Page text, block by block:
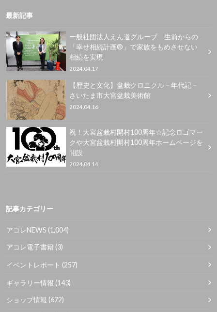
最新記事
一般社団法人えん道グループ 生前からの
「幸せ相続計画®」で家族をもめさせない
相続を実現
2024.04.17
【歴史と文化】盆栽クロニクル－年代記－
さいたま市大宮盆栽美術館
2024.04.16
祝！大宮盆栽村開村100周年☆記念ロゴマー
クや大宮盆栽村開村100周年ホームページを
開設
2024.04.14
記事カテゴリー
アコレNEWS (1,004)
アコレ電子書籍 (3)
イベントレポート (257)
ギャラリー情報 (143)
ショップ情報 (672)